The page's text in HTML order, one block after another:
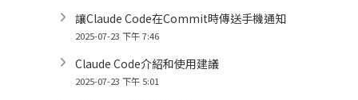
讓Claude Code在Commit時傳送手機通知
2025-07-23 下午 7:46
Claude Code介紹和使用建議
2025-07-23 下午 5:01